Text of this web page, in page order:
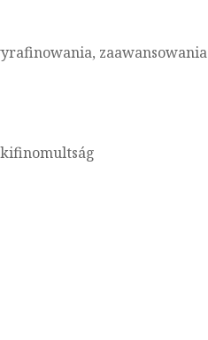
zaawansowania